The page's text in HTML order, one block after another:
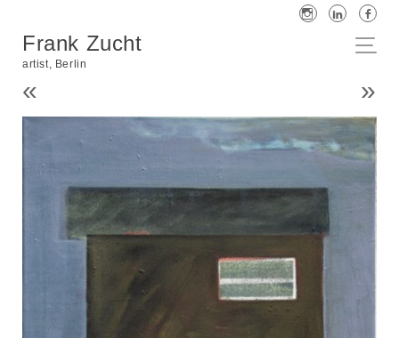
Frank Zucht
artist, Berlin
»
«